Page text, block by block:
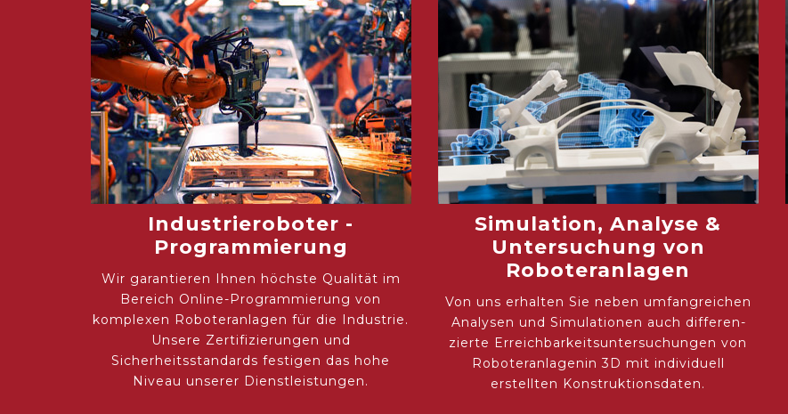
Industrieroboter -
Programmierung
Wir garantieren Ihnen höchste Qualität im
Bereich Online-Programmierung von
komplexen Roboteranlagen für die Industrie.
Unsere Zertifizierungen und
Sicherheitsstandards festigen das hohe
Niveau unserer Dienstleistungen.
Simulation, Analyse &
Untersuchung von
Roboteranlagen
Von uns erhalten Sie neben umfangreichen
Analysen und Simulationen auch differen­
zierte Erreichbarkeitsuntersuchungen von
Roboteranlagenin 3D mit individuell
erstellten Konstruktionsdaten.